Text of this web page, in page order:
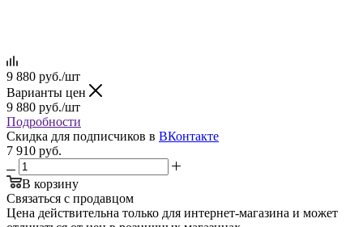
9 880 руб./шт
Варианты цен
9 880 руб./шт
Подробности
Скидка для подписчиков в ВКонтакте
7 910 руб.
В корзину
Связаться с продавцом
Цена действительна только для интернет-магазина и может